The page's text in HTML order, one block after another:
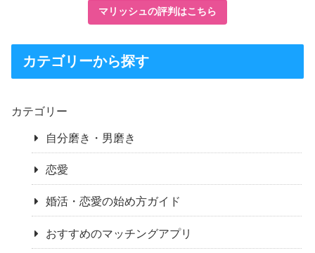
マリッシュの評判はこちら
カテゴリーから探す
カテゴリー
自分磨き・男磨き
恋愛
婚活・恋愛の始め方ガイド
おすすめのマッチングアプリ